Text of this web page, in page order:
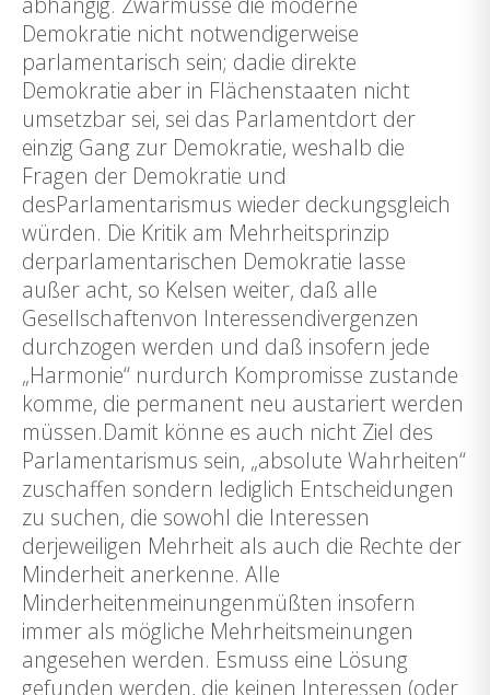
Demokratie nicht notwendigerweise
parlamentarisch sein; dadie direkte
Demokratie aber in Flächenstaaten nicht
umsetzbar sei, sei das Parlamentdort der
einzig Gang zur Demokratie, weshalb die
Fragen der Demokratie und
desParlamentarismus wieder deckungsgleich
würden. Die Kritik am Mehrheitsprinzip
derparlamentarischen Demokratie lasse
außer acht, so Kelsen weiter, daß alle
Gesellschaftenvon Interessendivergenzen
durchzogen werden und daß insofern jede
„Harmonie“ nurdurch Kompromisse zustande
komme, die permanent neu austariert werden
müssen.Damit könne es auch nicht Ziel des
Parlamentarismus sein, „absolute Wahrheiten“
zuschaffen sondern lediglich Entscheidungen
zu suchen, die sowohl die Interessen
derjeweiligen Mehrheit als auch die Rechte der
Minderheit anerkenne. Alle
Minderheitenmeinungenmüßten insofern
immer als mögliche Mehrheitsmeinungen
angesehen werden. Esmuss eine Lösung
gefunden werden, die keinen Interessen (oder